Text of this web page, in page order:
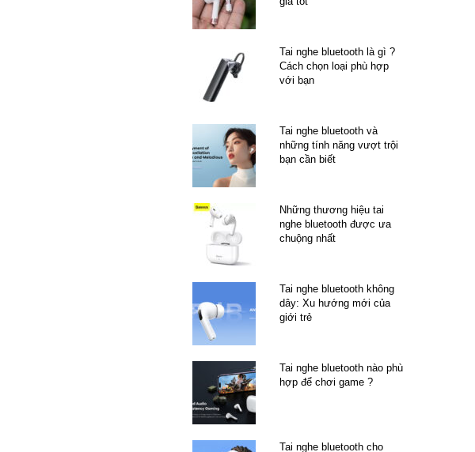
Tai nghe bluetooth là gì ?
Cách chọn loại phù hợp
với bạn
Tai nghe bluetooth và
những tính năng vượt trội
bạn cần biết
Những thương hiệu tai
nghe bluetooth được ưa
chuộng nhất
Tai nghe bluetooth không
dây: Xu hướng mới của
giới trẻ
Tai nghe bluetooth nào phù
hợp để chơi game ?
Tai nghe bluetooth cho